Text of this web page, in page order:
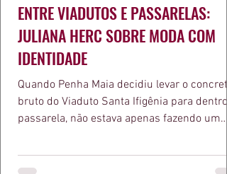
ENTRE VIADUTOS E PASSARELAS:
JULIANA HERC SOBRE MODA COM
IDENTIDADE
Quando Penha Maia decidiu levar o concreto
bruto do Viaduto Santa Ifigênia para dentro
passarela, não estava apenas fazendo um
a apresentadora e influenciadora Juliana
defende há tempos, o de que moda